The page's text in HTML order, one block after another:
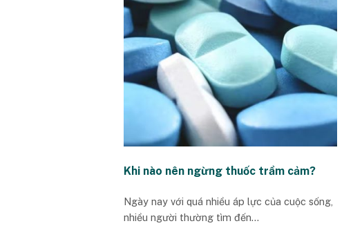
Khi nào nên ngừng thuốc trầm cảm?
Ngày nay với quá nhiều áp lực của cuộc sống,
nhiều người thường tìm đến...